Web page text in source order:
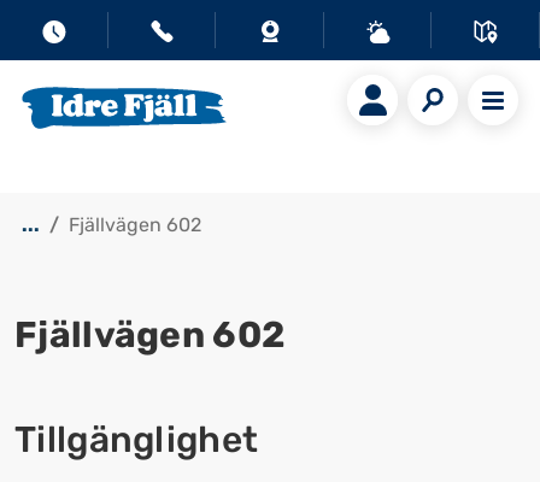
... Fjällvägen 602
Fjällvägen 602
Tillgänglighet